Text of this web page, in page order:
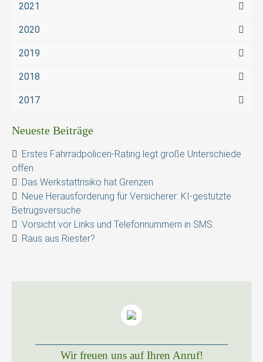
2021
2020
2019
2018
2017
Neueste Beiträge
Erstes Fahrradpolicen-Rating legt große Unterschiede
offen
Das Werkstattrisiko hat Grenzen
Neue Herausforderung für Versicherer: KI-gestützte
Betrugsversuche
Vorsicht vor Links und Telefonnummern in SMS
Raus aus Riester?
Wir freuen uns auf Ihren Anruf!